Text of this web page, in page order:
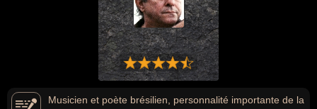
Musicien et poète brésilien, personnalité importante de la